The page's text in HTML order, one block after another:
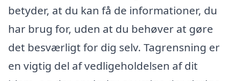
betyder, at du kan få de informationer, du
har brug for, uden at du behøver at gøre
det besværligt for dig selv. Tagrensning er
en vigtig del af vedligeholdelsen af dit